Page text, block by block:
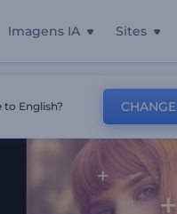
Imagens IA Sites
English? CHANGE